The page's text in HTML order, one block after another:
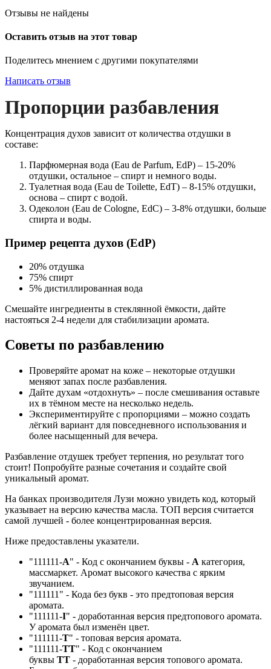
Отзывы не найдены
Оставить отзыв на этот товар
Поделитесь мнением с другими покупателями
Написать отзыв
Пропорции разбавления
Концентрация духов зависит от количества отдушки в
составе:
Парфюмерная вода (Eau de Parfum, EdP) – 15-20%
отдушки, остальное – спирт и немного воды.
Туалетная вода (Eau de Toilette, EdT) – 8-15% отдушки,
основа – спирт с водой.
Одеколон (Eau de Cologne, EdC) – 3-8% отдушки, больше
спирта и воды.
Пример рецепта духов (EdP)
20% отдушка
75% спирт
5% дистиллированная вода
Смешайте ингредиенты в стеклянной ёмкости, дайте
настояться 2-4 недели для стабилизации аромата.
Советы по разбавлению
Проверяйте аромат на коже – некоторые отдушки
меняют запах после разбавления.
Дайте духам «отдохнуть» – после смешивания оставьте
их в тёмном месте на несколько недель.
Экспериментируйте с пропорциями – можно создать
лёгкий вариант для повседневного использования и
более насыщенный для вечера.
Разбавление отдушек требует терпения, но результат того
стоит! Попробуйте разные сочетания и создайте свой
уникальный аромат.
На банках производителя Лузи можно увидеть код, который
указывает на версию качества масла. ТОП версия считается
самой лучшей - более концентрированная версия.
Ниже предоставлены указатели.
"111111-А" - Код с окончанием буквы - А категория,
массмаркет. Аромат высокого качества с ярким
звучанием.
"111111" - Кода без букв - это предтоповая версия
аромата.
"111111-I" - доработанная версия предтопового аромата.
У аромата был изменён цвет.
"111111-Т" - топовая версия аромата.
"111111-ТТ" - Код с окончанием
буквы TT - доработанная версия топового аромата.